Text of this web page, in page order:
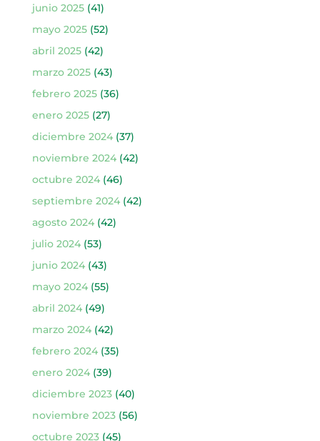
junio 2025(41)
mayo 2025(52)
abril 2025(42)
marzo 2025(43)
febrero 2025(36)
enero 2025(27)
diciembre 2024(37)
noviembre 2024(42)
octubre 2024(46)
septiembre 2024(42)
agosto 2024(42)
julio 2024(53)
junio 2024(43)
mayo 2024(55)
abril 2024(49)
marzo 2024(42)
febrero 2024(35)
enero 2024(39)
diciembre 2023(40)
noviembre 2023(56)
octubre 2023(45)